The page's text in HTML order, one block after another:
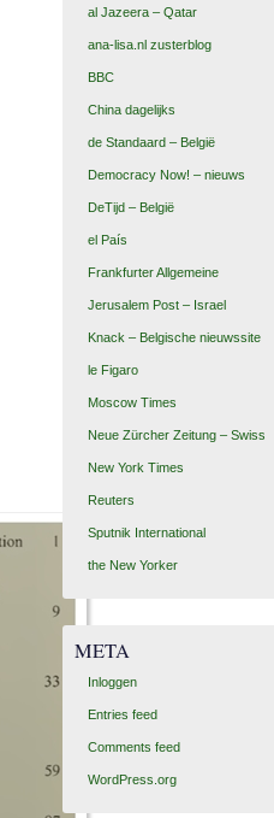
al Jazeera – Qatar
ana-lisa.nl zusterblog
BBC
China dagelijks
de Standaard – België
Democracy Now! – nieuws
DeTijd – België
el País
Frankfurter Allgemeine
Jerusalem Post – Israel
Knack – Belgische nieuwssite
le Figaro
Moscow Times
Neue Zürcher Zeitung – Swiss
New York Times
Reuters
Sputnik International
the New Yorker
META
Inloggen
Entries feed
Comments feed
WordPress.org